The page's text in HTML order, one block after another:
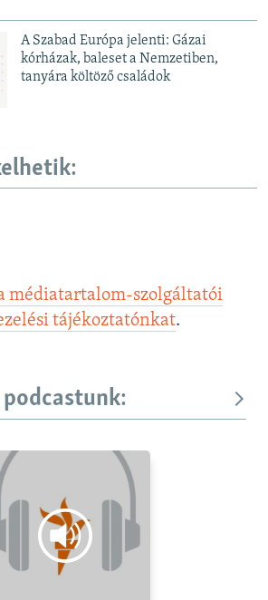
A Szabad Európa jelenti: Gázai
kórházak, baleset a Nemzetiben,
tanyára költöző családok
médiatartalom-szolgáltatói
tájékoztatónkat.